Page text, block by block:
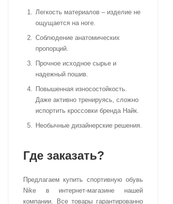
Легкость материалов – изделие не
ощущается на ноге.
Соблюдение анатомических
пропорций.
Прочное исходное сырье и
надежный пошив.
Повышенная износостойкость.
Даже активно тренируясь, сложно
испортить кроссовки бренда Найк.
Необычные дизайнерские решения.
Где заказать?
Предлагаем купить спортивную обувь
Nike в интернет-магазине нашей
компании. Все товары гарантированно